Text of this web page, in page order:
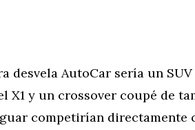
desvela AutoCar sería un
X1 y un crossover coupé de
competirían directamente